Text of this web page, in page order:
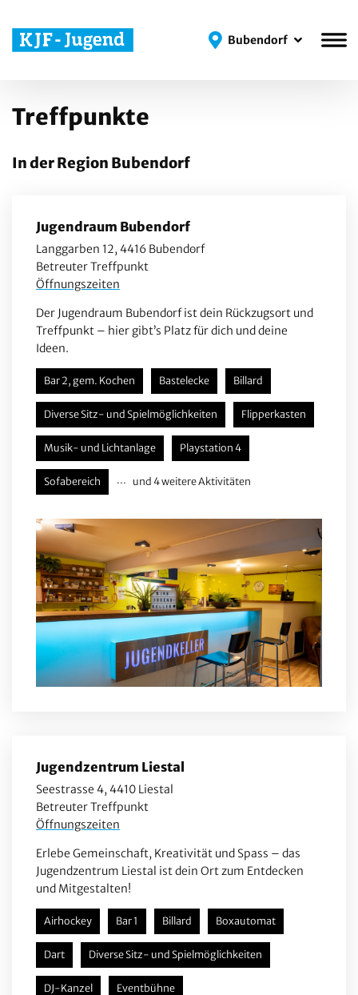
Bubendorf
Bubendorf
Treffpunkte
In der Region Bubendorf
Jugendraum Bubendorf
Langgarben 12, 4416 Bubendorf
Betreuter Treffpunkt
Öffnungszeiten
Der Jugendraum Bubendorf ist dein Rückzugsort und
Treffpunkt – hier gibt’s Platz für dich und deine
Ideen.
Bar 2, gem. Kochen Bastelecke Billard
Diverse Sitz- und Spielmöglichkeiten Flipperkasten
Musik- und Lichtanlage Playstation 4
Sofabereich und 4 weitere Aktivitäten
Jugendzentrum Liestal
Seestrasse 4, 4410 Liestal
Betreuter Treffpunkt
Öffnungszeiten
Erlebe Gemeinschaft, Kreativität und Spass – das
Jugendzentrum Liestal ist dein Ort zum Entdecken
und Mitgestalten!
Airhockey Bar 1 Billard Boxautomat
Dart Diverse Sitz- und Spielmöglichkeiten
DJ-Kanzel Eventbühne